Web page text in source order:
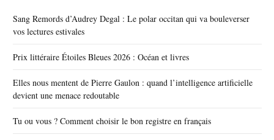
Sang Remords d’Audrey Degal : Le polar occitan qui va bouleverser
vos lectures estivales
Prix littéraire Étoiles Bleues 2026 : Océan et livres
Elles nous mentent de Pierre Gaulon : quand l’intelligence artificielle
devient une menace redoutable
Tu ou vous ? Comment choisir le bon registre en français